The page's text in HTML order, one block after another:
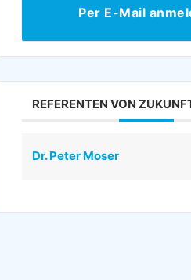
Per E-Mail
REFERENTEN VON
Dr. Peter Moser